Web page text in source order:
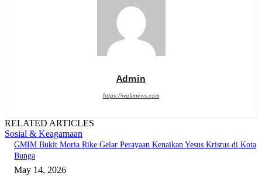
Admin
https://walenews.com
RELATED ARTICLES
Sosial & Keagamaan
GMIM Bukit Moria Rike Gelar Perayaan Kenaikan Yesus Kristus di Kota
Bunga
May 14, 2026